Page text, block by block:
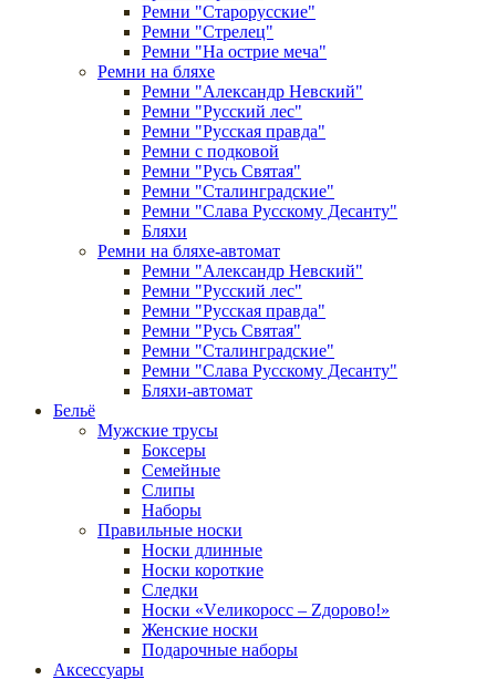
Ремни "Старорусские"
Ремни "Стрелец"
Ремни "На острие меча"
Ремни на бляхе
Ремни "Александр Невский"
Ремни "Русский лес"
Ремни "Русская правда"
Ремни с подковой
Ремни "Русь Святая"
Ремни "Сталинградские"
Ремни "Слава Русскому Десанту"
Бляхи
Ремни на бляхе-автомат
Ремни "Александр Невский"
Ремни "Русский лес"
Ремни "Русская правда"
Ремни "Русь Святая"
Ремни "Сталинградские"
Ремни "Слава Русскому Десанту"
Бляхи-автомат
Бельё
Мужские трусы
Боксеры
Семейные
Слипы
Наборы
Правильные носки
Носки длинные
Носки короткие
Следки
Носки «Vеликоросс – Zдорово!»
Женские носки
Подарочные наборы
Аксессуары